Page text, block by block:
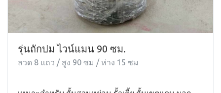
รุ่นถักปม ไวน์แมน 90 ซม.
ลวด 8 แถว / สูง 90 ซม / ห่าง 15 ซม